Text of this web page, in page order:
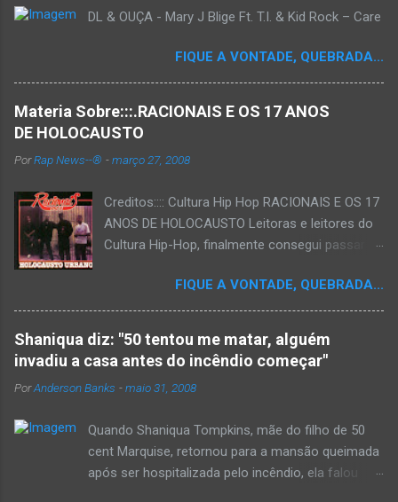
DL & OUÇA - Mary J Blige Ft. T.I. & Kid Rock – Care
FIQUE A VONTADE, QUEBRADA...
Materia Sobre:::.RACIONAIS E OS 17 ANOS
DE HOLOCAUSTO
PorRap News--® -março 27, 2008
Creditos:::: Cultura Hip Hop RACIONAIS E OS 17
ANOS DE HOLOCAUSTO Leitoras e leitores do
Cultura Hip-Hop, finalmente consegui passar
que há muito tempo vinha maturando: uma
espécie de "ensaio-tributo" ao disco mais
importante do rap brasileiro, que completará 17
anos agora em 2008. Falo de "Holocausto
Urbano", do grupo paulistano Racionais MC's.
Como de costume, uma pequena digressão. É
que o brasileiro não tem memória. Fala-se
muito por aí que não cultuamos nossos
antepassados nem nossa rica história
FIQUE A VONTADE, QUEBRADA...
Shaniqua diz: "50 tentou me matar, alguém
invadiu a casa antes do incêndio começar"
PorAnderson Banks -maio 31, 2008
Quando Shaniqua Tompkins, mãe do filho de 50
cent Marquise, retornou para a mansão queimada
após ser hospitalizada pelo incêndio, ela falou